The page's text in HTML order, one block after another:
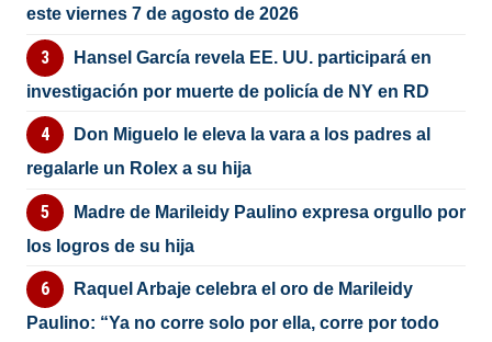
este viernes 7 de agosto de 2026
Hansel García revela EE. UU. participará en
investigación por muerte de policía de NY en RD
Don Miguelo le eleva la vara a los padres al
regalarle un Rolex a su hija
Madre de Marileidy Paulino expresa orgullo por
los logros de su hija
Raquel Arbaje celebra el oro de Marileidy
Paulino: “Ya no corre solo por ella, corre por todo